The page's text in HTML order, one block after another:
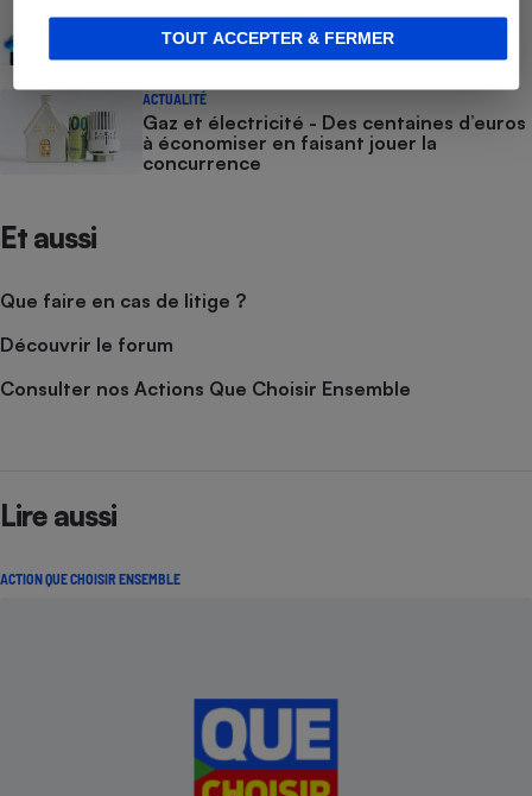
TOUT ACCEPTER & FERMER
Comparateur Gaz & Électricité gratuit -
Faites baisser votre facture annuelle
d’énergie
ACTUALITÉ
Gaz et électricité - Des centaines d’euros
à économiser en faisant jouer la
concurrence
Et aussi
Que faire en cas de litige ?
Découvrir le forum
Consulter nos Actions Que Choisir Ensemble
Lire aussi
ACTION QUE CHOISIR ENSEMBLE